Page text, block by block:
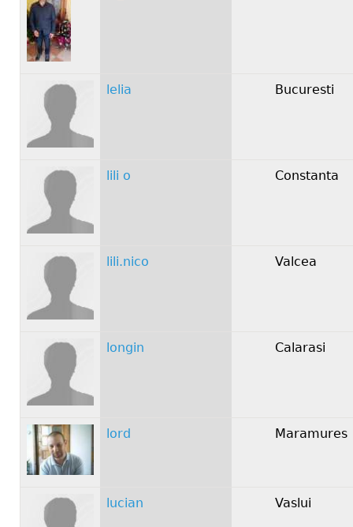
lelia Bucuresti
lili o Constanta
lili.nico Valcea
longin Calarasi
lord Maramures
lucian Vaslui